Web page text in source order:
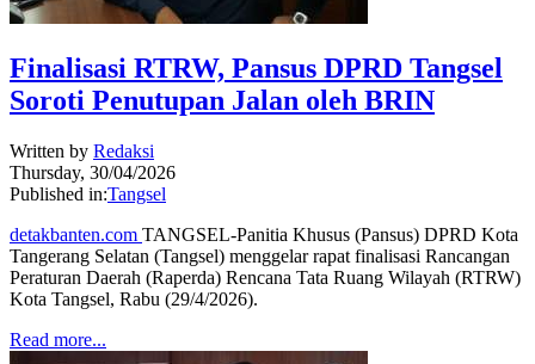
Finalisasi RTRW, Pansus DPRD Tangsel
Soroti Penutupan Jalan oleh BRIN
Written by Redaksi
Thursday, 30/04/2026
Published in:Tangsel
detakbanten.com TANGSEL-Panitia Khusus (Pansus) DPRD Kota
Tangerang Selatan (Tangsel) menggelar rapat finalisasi Rancangan
Peraturan Daerah (Raperda) Rencana Tata Ruang Wilayah (RTRW)
Kota Tangsel, Rabu (29/4/2026).
Read more...